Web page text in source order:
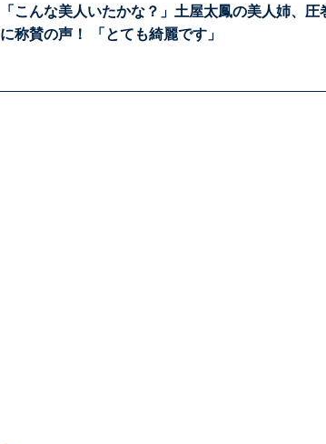
「こんな美人いたかな？」土屋太鳳の美人姉、
に称賛の声！ 「とても綺麗です」